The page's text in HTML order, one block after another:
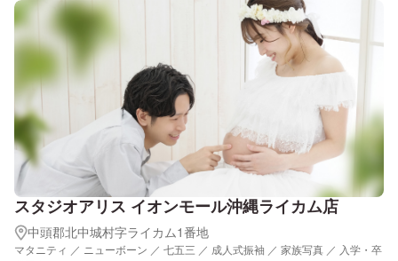
スタジオアリス イオンモール沖縄ライカム店
中頭郡北中城村字ライカム1番地
マタニティ ／ ニューボーン ／ 七五三 ／ 成人式振袖 ／ 家族写真 ／ 入学・卒